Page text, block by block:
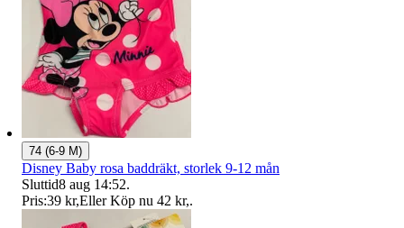
74 (6-9 M)
Disney Baby rosa baddräkt, storlek 9-12 mån
Sluttid8 aug 14:52.
Pris:39 kr,Eller Köp nu 42 kr,.